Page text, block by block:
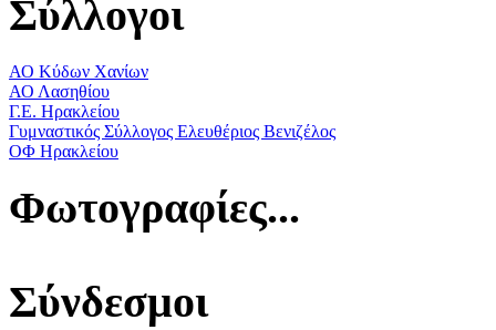
Σύλλογοι
ΑΟ Κύδων Χανίων
ΑΟ Λασηθίου
Γ.Ε. Ηρακλείου
Γυμναστικός Σύλλογος Ελευθέριος Βενιζέλος
ΟΦ Ηρακλείου
Φωτογραφίες...
Σύνδεσμοι